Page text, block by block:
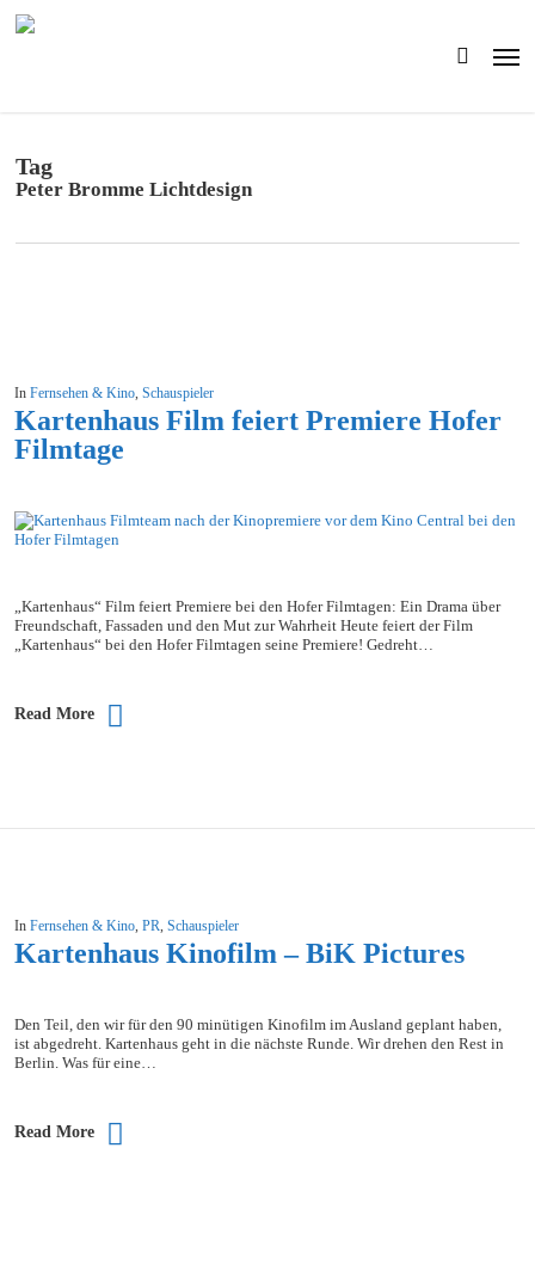
search
Tag
Peter Bromme Lichtdesign
InFernsehen & Kino,Schauspieler
Kartenhaus Film feiert Premiere Hofer
Filmtage
„Kartenhaus“ Film feiert Premiere bei den Hofer Filmtagen: Ein Drama über
Freundschaft, Fassaden und den Mut zur Wahrheit Heute feiert der Film
„Kartenhaus“ bei den Hofer Filmtagen seine Premiere! Gedreht…
Read More
InFernsehen & Kino,PR,Schauspieler
Kartenhaus Kinofilm – BiK Pictures
Den Teil, den wir für den 90 minütigen Kinofilm im Ausland geplant haben,
ist abgedreht. Kartenhaus geht in die nächste Runde. Wir drehen den Rest in
Berlin. Was für eine…
Read More